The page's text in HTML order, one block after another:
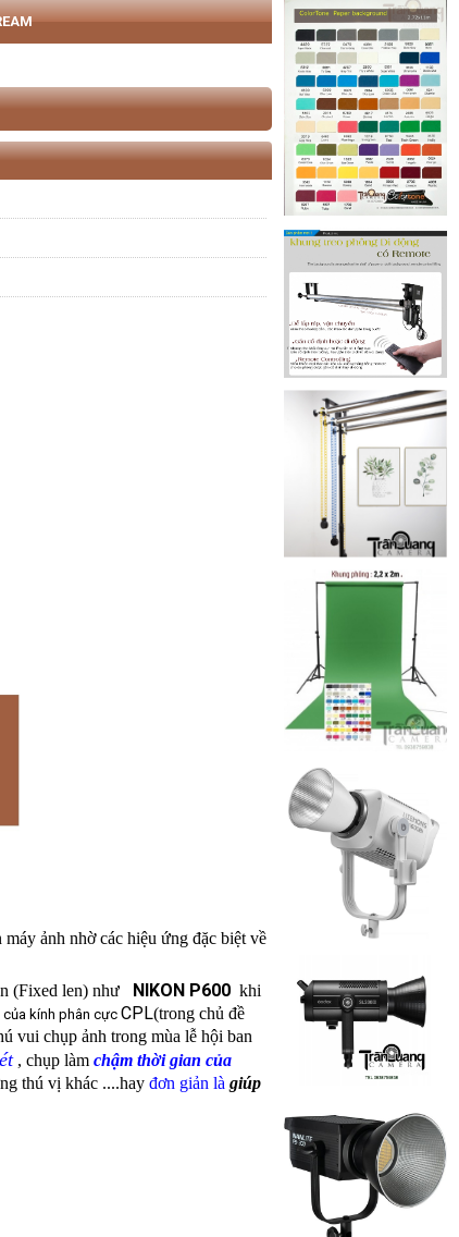
ảnh nhờ các hiệu ứng đặc biệt về
(Fixed len) như NIKON P600 khi
của kính phân cực CPL(trong chủ đề
vui chụp ảnh trong mùa lễ hội ban
, chụp làm chậm thời gian của
thú vị khác ....hay đơn giản là giúp